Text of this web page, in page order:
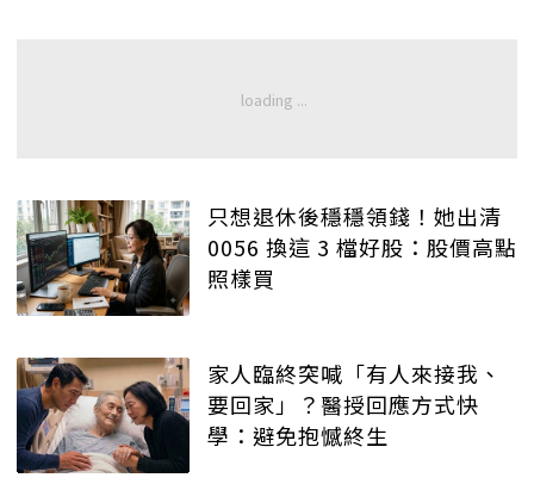
只想退休後穩穩領錢！她出清
0056 換這 3 檔好股：股價高點
照樣買
家人臨終突喊「有人來接我、
要回家」？醫授回應方式快
學：避免抱憾終生